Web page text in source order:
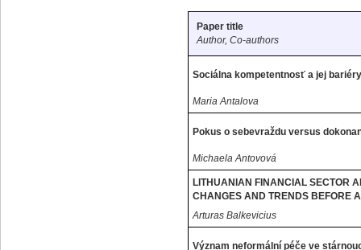
Paper title
Author, Co-authors
Sociálna kompetentnosť a jej
Maria Antalova
Pokus o sebevraždu versus
Michaela Antovová
LITHUANIAN FINANCIAL SECTOR
CHANGES AND TRENDS BEFORE
Arturas Balkevicius
Význam neformální péče ve